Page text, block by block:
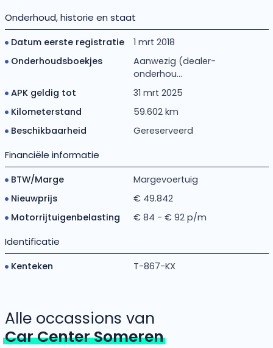
Onderhoud, historie en staat
Datum eerste registratie
1 mrt 2018
Onderhoudsboekjes
Aanwezig (dealer-
onderhou...
APK geldig tot
31 mrt 2025
Kilometerstand
59.602 km
Beschikbaarheid
Gereserveerd
Financiële informatie
BTW/Marge
Margevoertuig
Nieuwprijs
€ 49.842
Motorrijtuigenbelasting
€ 84 - € 92 p/m
Identificatie
Kenteken T-867-KX
Alle occassions van
Car Center Someren